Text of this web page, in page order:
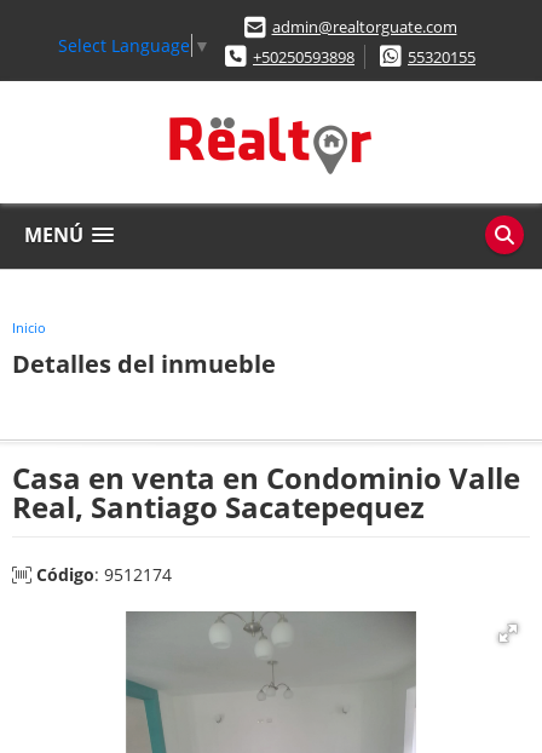
Select Language ▼
admin@realtorguate.com
+50250593898
55320155
MENÚ
Inicio
Detalles del inmueble
Casa en venta en Condominio Valle
Real, Santiago Sacatepequez
Código: 9512174